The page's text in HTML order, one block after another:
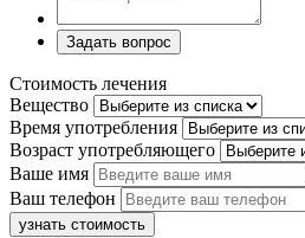
Задать вопрос
Стоимость лечения
Вещество
Время употребления
Возраст употребляющего
Ваше имя
Ваш телефон
узнать стоимость